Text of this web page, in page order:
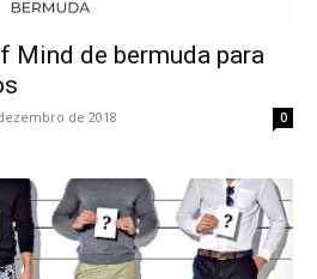
Mind de bermuda para
de 2018 0